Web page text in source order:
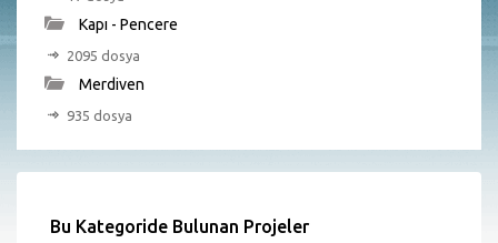
Kapı - Pencere
2095 dosya
Merdiven
935 dosya
Bu Kategoride Bulunan Projeler